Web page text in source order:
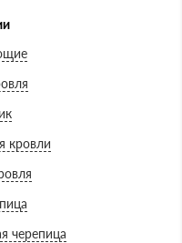
кровли
черепица